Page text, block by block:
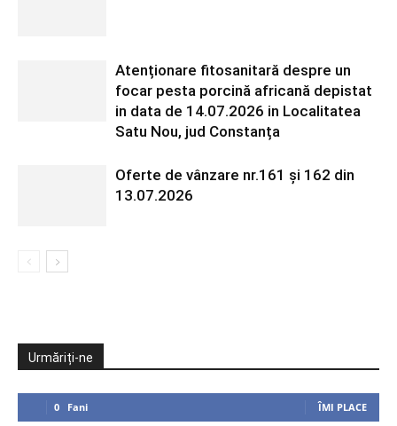
Atenționare fitosanitară despre un
focar pesta porcină africană depistat
in data de 14.07.2026 in Localitatea
Satu Nou, jud Constanța
Oferte de vânzare nr.161 și 162 din
13.07.2026
Urmăriți-ne
0 Fani ÎMI PLACE